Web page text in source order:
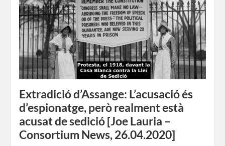
Extradició d’Assange: L’acusació és
d’espionatge, però realment està
acusat de sedició [Joe Lauria –
Consortium News, 26.04.2020]